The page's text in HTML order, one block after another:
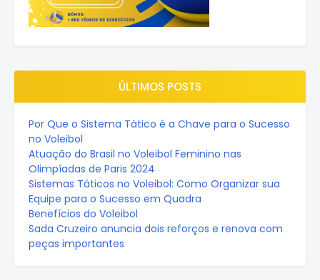
ÚLTIMOS POSTS
Por Que o Sistema Tático é a Chave para o Sucesso
no Voleibol
Atuação do Brasil no Voleibol Feminino nas
Olimpíadas de Paris 2024
Sistemas Táticos no Voleibol: Como Organizar sua
Equipe para o Sucesso em Quadra
Benefícios do Voleibol
Sada Cruzeiro anuncia dois reforços e renova com
peças importantes